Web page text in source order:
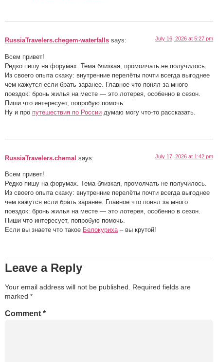
RussiaTravelers.chegem-waterfalls says: July 16, 2026 at 5:27 pm
Всем привет!
Редко пишу на форумах. Тема близкая, промолчать не получилось.
Из своего опыта скажу: внутренние перелёты почти всегда выгоднее
чем кажутся если брать заранее. Главное что понял за много
поездок: бронь жилья на месте — это лотерея, особенно в сезон.
Пиши что интересует, попробую помочь.
Ну и про путешествия по России думаю могу что-то рассказать.
RussiaTravelers.chemal says: July 17, 2026 at 1:42 pm
Всем привет!
Редко пишу на форумах. Тема близкая, промолчать не получилось.
Из своего опыта скажу: внутренние перелёты почти всегда выгоднее
чем кажутся если брать заранее. Главное что понял за много
поездок: бронь жилья на месте — это лотерея, особенно в сезон.
Пиши что интересует, попробую помочь.
Если вы знаете что такое Белокуриха– вы крутой!
Leave a Reply
Your email address will not be published.
Required fields are
marked *
Comment *